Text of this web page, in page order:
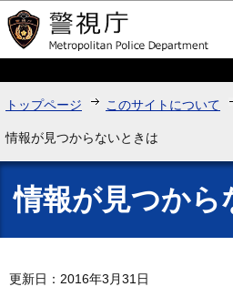
このページの本
トップページ このサイトについて
情報が見つからないときは
情報が見つから
更新日：2016年3月31日